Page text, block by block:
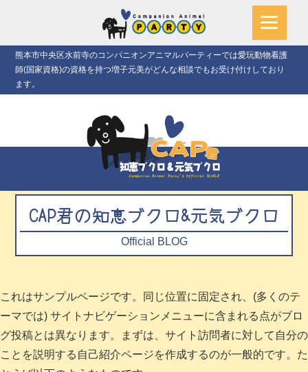
熊本市中央区水前寺のコンパニオンアニマルパーティーでは愛玩動物看護
師(国家資格)の資格を持つ増子元美がどんな相談でもお受け付けしており
ます。
CAP君の知恵ブクロ&元気ブクロ
Official BLOG
これはサンプルページです。同じ位置に固定され、(多くのテ
ーマでは) サイトナビゲーションメニューに含まれる点がブロ
グ投稿とは異なります。まずは、サイト訪問者に対して自分の
ことを説明する自己紹介ページを作成するのが一般的です。た